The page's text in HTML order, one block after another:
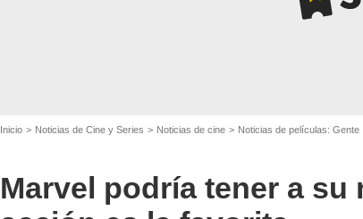
Inicio Noticias de Cine y Series Noticias de cine Noticias de películas: Gente
Marvel podría tener a su